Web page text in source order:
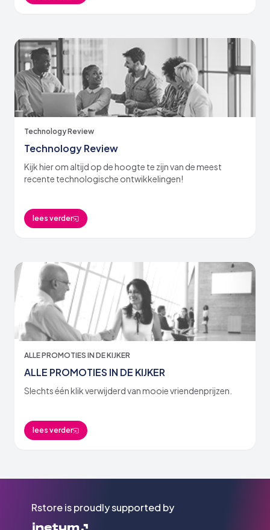
Technology Review
Technology Review
Kijk hier om altijd op de hoogte te zijn van de meest
recente technologische ontwikkelingen!
lees verder
ALLE PROMOTIES IN DE KIJKER
ALLE PROMOTIES IN DE KIJKER
Slechts één klik verwijderd van mooie vriendenprijzen.
lees verder
Rstore is proudly supported by